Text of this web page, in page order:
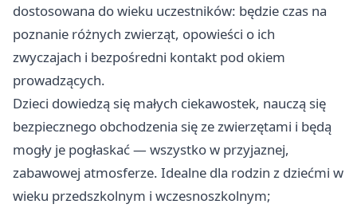
dostosowana do wieku uczestników: będzie czas na
poznanie różnych zwierząt, opowieści o ich
zwyczajach i bezpośredni kontakt pod okiem
prowadzących.
Dzieci dowiedzą się małych ciekawostek, nauczą się
bezpiecznego obchodzenia się ze zwierzętami i będą
mogły je pogłaskać — wszystko w przyjaznej,
zabawowej atmosferze. Idealne dla rodzin z dziećmi w
wieku przedszkolnym i wczesnoszkolnym;